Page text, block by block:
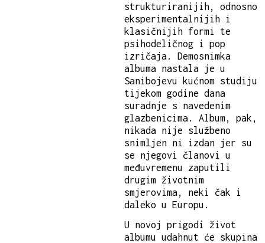
strukturiranijih, odnosno
eksperimentalnijih i
klasičnijih formi te
psihodeličnog i pop
izričaja. Demosnimka
albuma nastala je u
Sanibojevu kućnom studiju
tijekom godine dana
suradnje s navedenim
glazbenicima. Album, pak,
nikada nije službeno
snimljen ni izdan jer su
se njegovi članovi u
međuvremenu zaputili
drugim životnim
smjerovima, neki čak i
daleko u Europu.
U novoj prigodi život
albumu udahnut će skupina